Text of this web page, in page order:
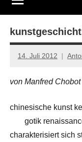
Lyrik,
Essay
Kritik
14. Juli 2012
von Manfred Chobot
chinesische kunst
gotik
charakterisiert sich